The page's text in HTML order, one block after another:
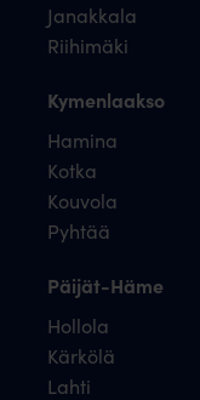
Janakkala
Riihimäki
Kymenlaakso
Hamina
Kotka
Kouvola
Pyhtää
Päijät-Häme
Hollola
Kärkölä
Lahti